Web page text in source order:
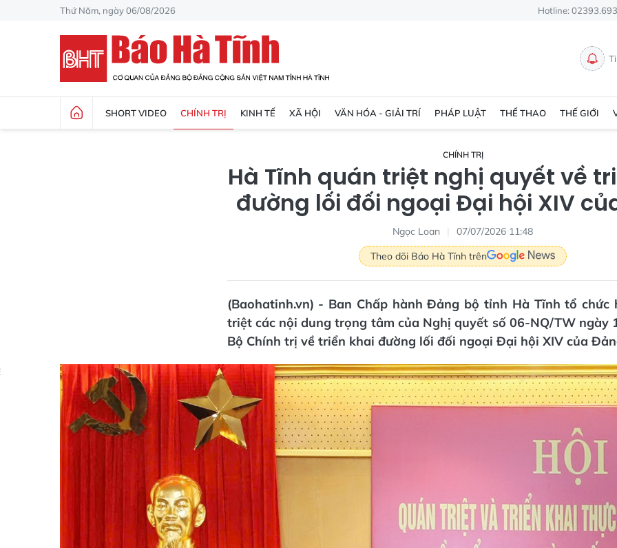
Thứ Năm, ngày 06/08/2026 Hotline:
SHORT VIDEO CHÍNH TRỊ KINH TẾ XÃ HỘI VĂN HÓA - GIẢI TRÍ PHÁP LUẬT THỂ THAO THẾ GIỚI
CHÍNH TRỊ
Hà Tĩnh quán triệt nghị quyết về
đường lối đối ngoại Đại hội XIV
Ngọc Loan
07/07/2026 11:48
Theo dõi Báo Hà Tĩnh trên
(Baohatinh.vn) - Ban Chấp hành Đảng bộ tỉnh Hà Tĩnh tổ chức
triệt các nội dung trọng tâm của Nghị quyết số 06-NQ/TW ngày
Bộ Chính trị về triển khai đường lối đối ngoại Đại hội XIV của